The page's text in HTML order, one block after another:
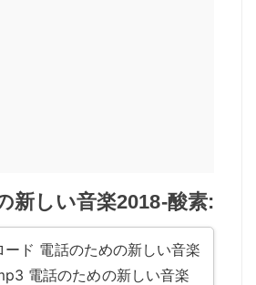
新しい音楽2018-酸素:
ード 電話のための新しい音楽
電話のための新しい音楽